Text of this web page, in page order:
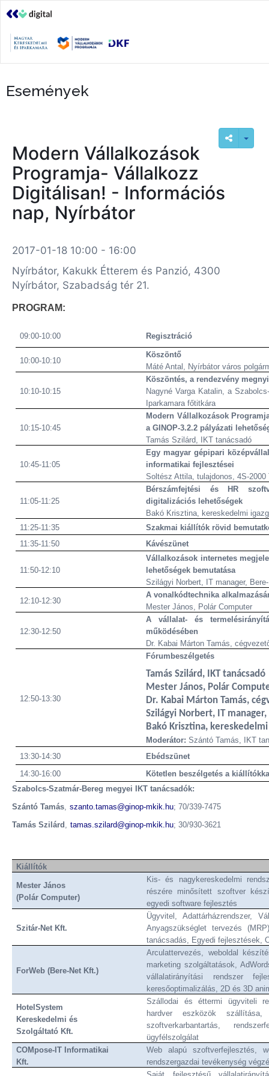
Események
Modern Vállalkozások
Programja- Vállalkozz
Digitálisan! - Információs
nap, Nyírbátor
2017-01-18 10:00 - 16:00
Nyírbátor, Kakukk Étterem és Panzió, 4300
Nyírbátor, Szabadság tér 21.
PROGRAM:
09:00-10:00 Regisztráció
10:00-10:10
Köszöntő
Máté Antal, Nyírbátor város
10:10-10:15
Köszöntés, a rendezvény
Nagyné Varga Katalin, a
Iparkamara főtitkára
10:15-10:45
Modern Vállalkozások
a GINOP-3.2.2 pályázati
Tamás Szilárd, IKT tanácsadó
10:45-11:05
Egy magyar gépipari
informatikai fejlesztései
Soltész Attila, tulajdonos, 4S-
11:05-11:25
Bérszámfejtési és HR
digitalizációs lehetőségek
Bakó Krisztina, kereskedelmi
11:25-11:35
Szakmai kiállítók rövid
11:35-11:50
Kávészünet
11:50-12:10
Vállalkozások internetes
lehetőségek bemutatása
Szilágyi Norbert, IT manager,
12:10-12:30
A vonalkódtechnika
Mester János, Polár Computer
12:30-12:50
A vállalat- és
működésében
Dr. Kabai Márton Tamás,
12:50-13:30
Fórumbeszélgetés
Tamás Szilárd, IKT tanácsadó
Mester János, Polár
Dr. Kabai Márton Tamás,
Szilágyi Norbert, IT
Bakó Krisztina, kereskedelmi
Moderátor: Szántó Tamás, IKT
13:30-14:30
Ebédszünet
14:30-16:00
Kötetlen beszélgetés a
Szabolcs-Szatmár-Bereg megyei IKT tanácsadók:
Szántó Tamás, szanto.tamas@ginop-mkik.hu; 70/339-7475
Tamás Szilárd , tamas.szilard@ginop-mkik.hu; 30/930-3621
Kiállítók
Mester János
(Polár Computer)
Kis- és nagykereskedelmi
részére minősített szoftver
egyedi software fejlesztés
Szitár-Net Kft.
Ügyvitel, Adattárházrendszer,
Anyagszükséglet tervezés
tanácsadás, Egyedi fejlesztések,
ForWeb (Bere-Net Kft.)
Arculattervezés, weboldal
marketing szolgáltatások,
vállalatirányítási rendszer
keresőoptimalizálás, 2D és 3D
HotelSystem
Kereskedelmi és
Szolgáltató Kft.
Szállodai és éttermi ügyviteli
hardver eszközök
szoftverkarbantartás,
ügyfélszolgálat
COMpose-IT Informatikai
Kft.
Web alapú szoftverfejlesztés,
rendszergazdai tevékenység